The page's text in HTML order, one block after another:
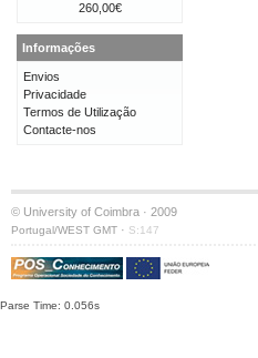
260,00€
Informações
Envios
Privacidade
Termos de Utilização
Contacte-nos
© University of Coimbra · 2009
Portugal/WEST GMT · S:147
Parse Time: 0.056s